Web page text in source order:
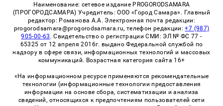
Наименование: сетевое издание PROGORODSAMARA
(ПРОГОРОДСАМАРА) Учредитель: ООО «Город Самара». Главный
редактор: Романова А.А. Электронная почта редакции:
progorodsamara@progorodsamara.ru, телефон редакции:+7 (987)
905-00-63 . Свидетельство о регистрации СМИ: ЭЛ № ФС 77 -
65325 от 12 апреля 2016г. выдано Федеральной службой по
надзору в сфере связи, информационных технологий и массовых
коммуникаций. Возрастная категория сайта 16+
«На информационном ресурсе применяются рекомендательные
технологии (информационные технологии предоставления
информации на основе сбора, систематизации и анализа
сведений, относящихся к предпочтениям пользователей сети